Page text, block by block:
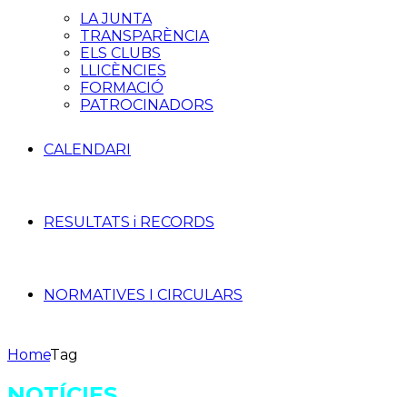
LA JUNTA
TRANSPARÈNCIA
ELS CLUBS
LLICÈNCIES
FORMACIÓ
PATROCINADORS
CALENDARI
RESULTATS i RECORDS
NORMATIVES I CIRCULARS
HomeTag